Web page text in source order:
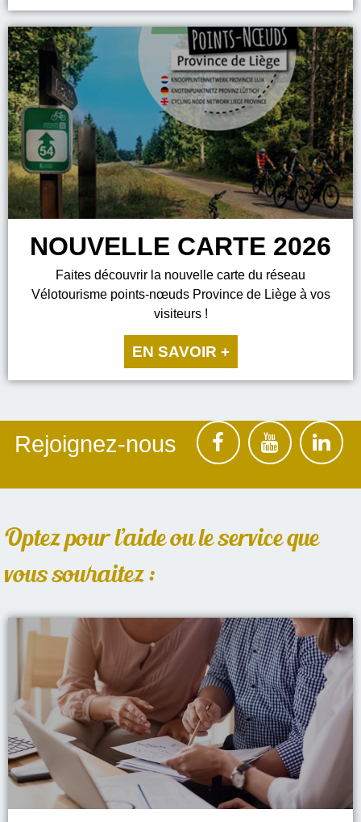
NOUVELLE CARTE 2026
Faites découvrir la nouvelle carte du réseau
Vélotourisme points-nœuds Province de Liège à vos
visiteurs !
EN SAVOIR +
Rejoignez-nous
Optez pour l’aide ou le service que
vous souhaitez :